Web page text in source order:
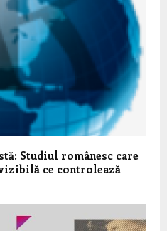
Studiul românesc care
ce controlează